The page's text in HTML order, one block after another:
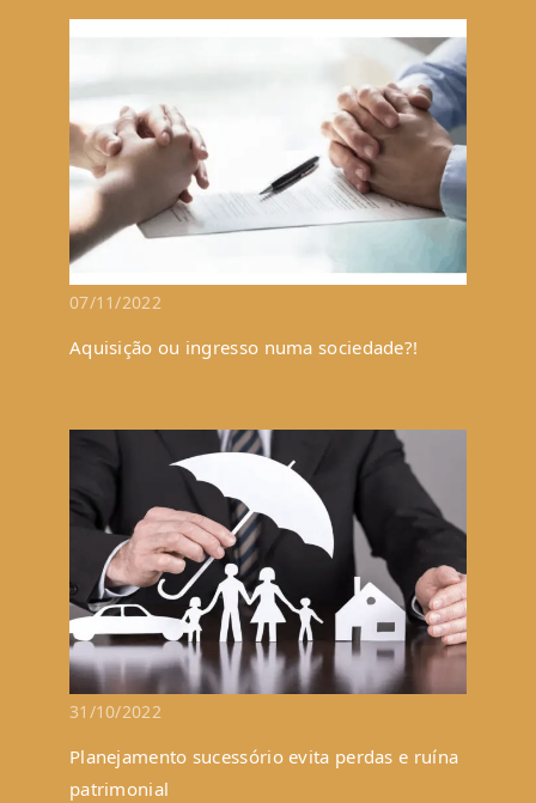
07/11/2022
Aquisição ou ingresso numa sociedade?!
31/10/2022
Planejamento sucessório evita perdas e ruína
patrimonial